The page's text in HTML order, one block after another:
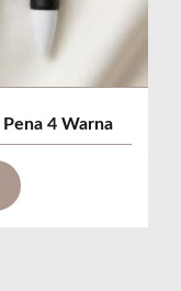
4 Warna